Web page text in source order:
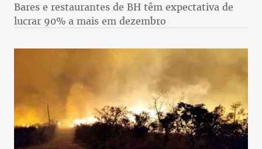
Bares e restaurantes de BH têm expectativa de
lucrar 90% a mais em dezembro